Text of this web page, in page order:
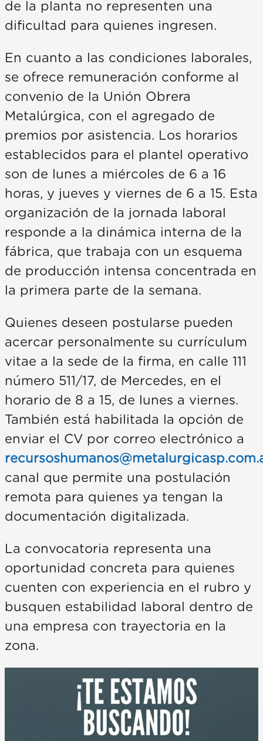
de la planta no representen una
dificultad para quienes ingresen.
En cuanto a las condiciones laborales,
se ofrece remuneración conforme al
convenio de la Unión Obrera
Metalúrgica, con el agregado de
premios por asistencia. Los horarios
establecidos para el plantel operativo
son de lunes a miércoles de 6 a 16
horas, y jueves y viernes de 6 a 15. Esta
organización de la jornada laboral
responde a la dinámica interna de la
fábrica, que trabaja con un esquema
de producción intensa concentrada en
la primera parte de la semana.
Quienes deseen postularse pueden
acercar personalmente su currículum
vitae a la sede de la firma, en calle 111
número 511/17, de Mercedes, en el
horario de 8 a 15, de lunes a viernes.
También está habilitada la opción de
enviar el CV por correo electrónico a
canal que permite una postulación
remota para quienes ya tengan la
documentación digitalizada.
La convocatoria representa una
oportunidad concreta para quienes
cuenten con experiencia en el rubro y
busquen estabilidad laboral dentro de
una empresa con trayectoria en la
zona.